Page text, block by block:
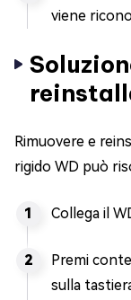
viene
Rimuovere e
rigido WD può
Collega il
Premi
sulla